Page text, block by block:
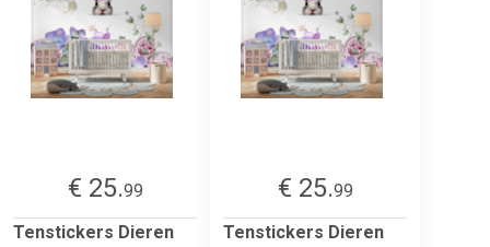
€ 25.99
Tenstickers Dieren
€ 25.99
Tenstickers Dieren